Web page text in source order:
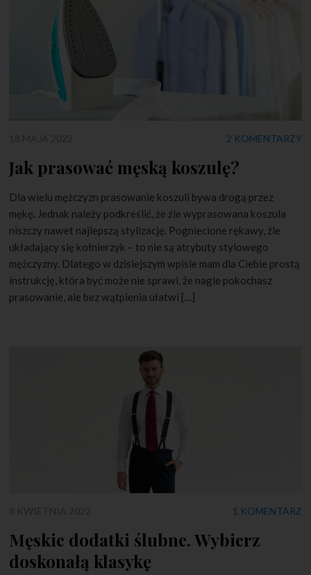
2 KOMENTARZY
Jak prasować męską koszulę?
Dla wielu mężczyzn prasowanie koszuli bywa drogą przez
mękę. Jednak należy podkreślić, że źle wyprasowana koszula
niszczy nawet najlepszą stylizację. Pogniecione rękawy, źle
układający się kołnierzyk – to nie są atrybuty stylowego
mężczyzny. Dlatego w dzisiejszym wpisie mam dla Ciebie prostą
instrukcję, która być może nie sprawi, że nagle pokochasz
prasowanie, ale bez wątpienia ułatwi […]
1 KOMENTARZ
Męskie dodatki ślubne. Wybierz
doskonałą klasykę